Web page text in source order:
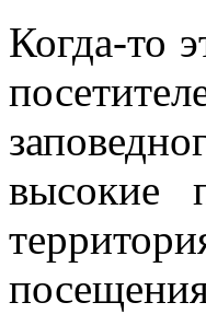
Когда-то
высокие